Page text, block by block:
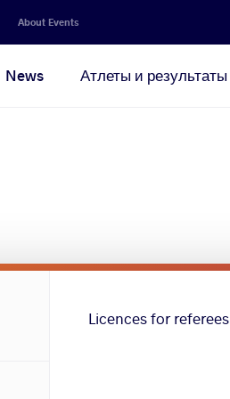
About Events
News Атлеты и результаты
Licences for referees